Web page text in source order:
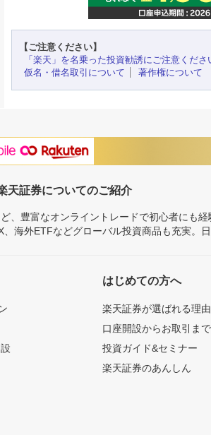
【ご注意ください】
「楽天」を名乗った投資勧誘にご注意くださ
仮名・借名取引について
著作権について
天証券についてのご紹介
、豊富なオンライントレードで初心者にも
、海外ETFなどグローバル投資商品も充実。
はじめての方へ
楽天証券が選ばれる理由
口座開設からお取引ま
投資ガイド&セミナー
楽天証券のあんしん